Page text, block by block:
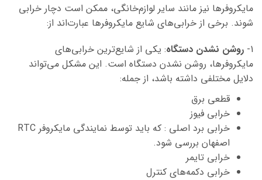
مایکروفرها نیز مانند سایر لوازم‌خانگی، ممکن است دچار خرابی
شوند. برخی از خرابی‌های شایع مایکروفرها عبارت‌اند از:
1- روشن نشدن دستگاه: یکی از شایع‌ترین خرابی‌های
مایکروفرها، روشن نشدن دستگاه است. این مشکل می‌تواند
دلایل مختلفی داشته باشد، از جمله:
قطعی برق
خرابی فیوز
خرابی برد اصلی : که باید توسط نمایندگی مایکروفر RTC
اصفهان بررسی شود.
خرابی تایمر
خرابی دکمه‌های کنترل